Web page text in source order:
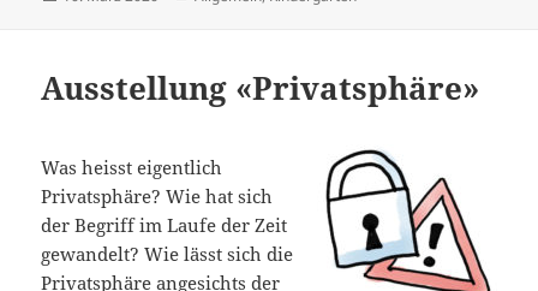
Ausstellung «Privatsphäre»
Was heisst eigentlich
Privatsphäre? Wie hat sich
der Begriff im Laufe der Zeit
gewandelt? Wie lässt sich die
Privatsphäre angesichts der